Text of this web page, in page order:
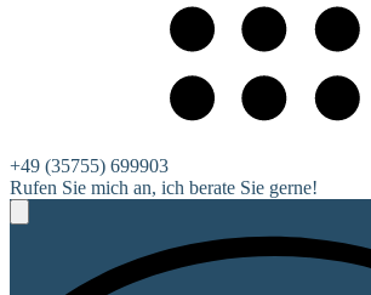
+49 (35755) 699903
Rufen Sie mich an, ich berate Sie gerne!